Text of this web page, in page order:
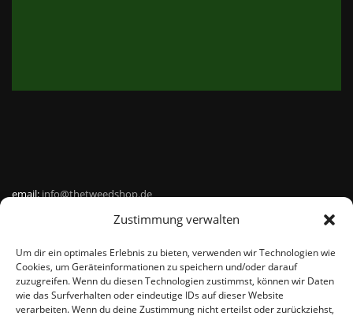
Zustimmung verwalten
Um dir ein optimales Erlebnis zu bieten, verwenden wir Technologien wie
Cookies, um Geräteinformationen zu speichern und/oder darauf
zuzugreifen. Wenn du diesen Technologien zustimmst, können wir Daten
wie das Surfverhalten oder eindeutige IDs auf dieser Website
verarbeiten. Wenn du deine Zustimmung nicht erteilst oder zurückziehst,
email:info@thetweedshop.de
Kvk Nummer: 88959732
MWSnr: NL864836247B01